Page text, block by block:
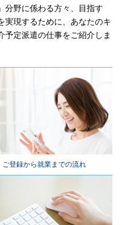
分野に係わる方々、目指す
実現するために、あなたのキ
予定派遣の仕事をご紹介しま
ご登録から就業までの流れ